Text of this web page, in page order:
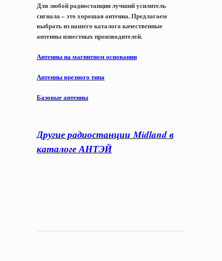
Для любой радиостанции лучший усилитель
сигнала – это хорошая антенна. Предлагаем
выбрать из нашего каталога качественные
антенны известных производителей.
Антенны на магнитном основании
Антенны врезного типа
Базовые антенны
Другие радиостанции Midland в
каталоге АНТЭЙ